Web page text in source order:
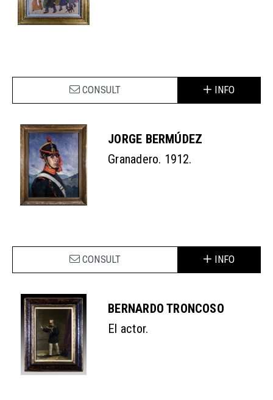
CONSULT INFO
JORGE BERMÚDEZ
Granadero. 1912.
CONSULT INFO
BERNARDO TRONCOSO
El actor.